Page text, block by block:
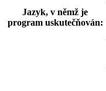
Jazyk, v němž je
program uskutečňován: